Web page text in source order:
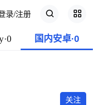
录/注册
国内安卓·0
关注